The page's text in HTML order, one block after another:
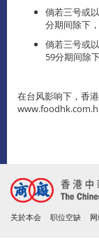
倘若三号或
分期间除下
倘若三号或
59分期间除
在台风影响下，香
关於本会 职位空缺